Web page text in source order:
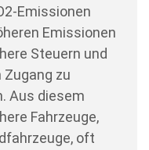
Emissionen
Emissionen
Steuern und
zu
Aus diesem
Fahrzeuge,
oft